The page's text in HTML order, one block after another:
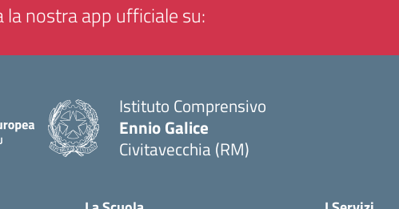
la nostra app ufficiale su:
Istituto Comprensivo
Ennio Galice
Civitavecchia (RM)